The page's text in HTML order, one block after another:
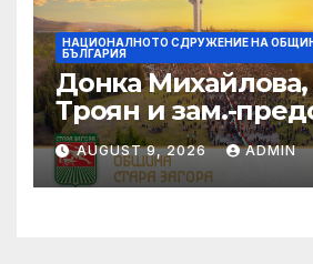
НАЦИОНАЛНОТО СДРУЖЕНИЕ НА
БЪЛГАРИЯ
Донка Михайлова,
Троян и зам.-
на НСОРБ: Знаем
произведено, как е
произведено и
AUGUST 9, 2026 ADMIN